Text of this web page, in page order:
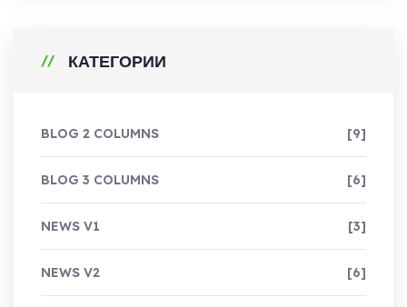
КАТЕГОРИИ
BLOG 2 COLUMNS [9]
BLOG 3 COLUMNS [6]
NEWS V1 [3]
NEWS V2 [6]